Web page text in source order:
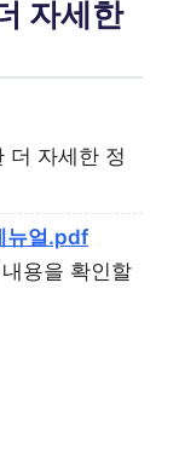
자세한
더 자세한 정
뉴얼.pdf
용을 확인할